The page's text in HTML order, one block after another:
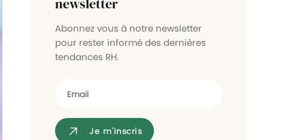
newsletter
Abonnez vous à notre newsletter
pour rester informé des dernières
tendances RH.
Je m'inscris
Contrôle d'accès